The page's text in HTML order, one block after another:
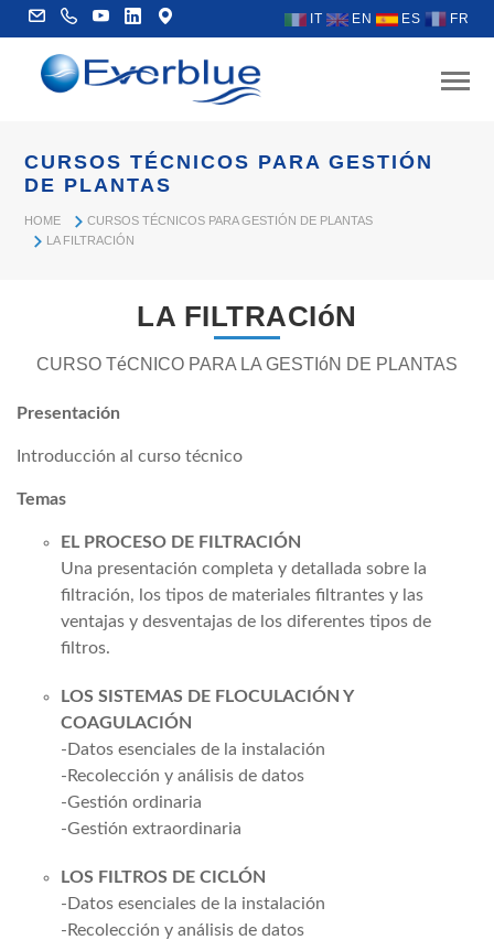
IT EN ES FR
CURSOS TÉCNICOS PARA GESTIÓN
DE PLANTAS
HOME
CURSOS TÉCNICOS PARA GESTIÓN DE PLANTAS
LA FILTRACIÓN
LA FILTRACIóN
CURSO TéCNICO PARA LA GESTIóN DE PLANTAS
Presentación
Introducción al curso técnico
Temas
EL PROCESO DE FILTRACIÓN
Una presentación completa y detallada sobre la
filtración, los tipos de materiales filtrantes y las
ventajas y desventajas de los diferentes tipos de
filtros.
LOS SISTEMAS DE FLOCULACIÓN Y
COAGULACIÓN
-Datos esenciales de la instalación
-Recolección y análisis de datos
-Gestión ordinaria
-Gestión extraordinaria
LOS FILTROS DE CICLÓN
-Datos esenciales de la instalación
-Recolección y análisis de datos